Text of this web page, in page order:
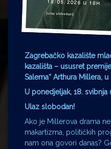
Zagrebačko kazalište
kazališta – ususret
Salema“ Arthura Millera,
U ponedjeljak, 18. svibnja
Ulaz slobodan!
Ako je Millerova drama
makartizma, političkih
nam ona govori danas?